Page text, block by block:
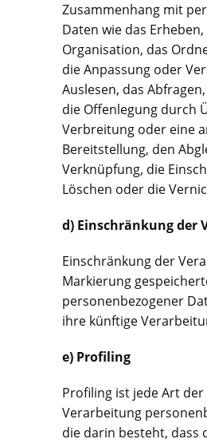
Zusammenhang mit
Daten wie das
Organisation, das
die Anpassung oder
Auslesen, das
die Offenlegung durch
Verbreitung oder eine
Bereitstellung, den
Verknüpfung, die
Löschen oder die
d) Einschränkung der
Einschränkung der
Markierung
personenbezogener
ihre künftige
e) Profiling
Profiling ist jede Art
Verarbeitung
die darin besteht, dass